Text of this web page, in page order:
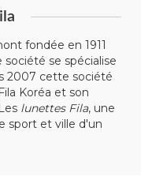
fondée en 1911
se spécialise
2007 cette société
Koréa et son
lunettes Fila, une
sport et ville d'un